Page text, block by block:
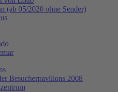
(ab 05/2020 ohne Sender)
Besucherpavillons 2008